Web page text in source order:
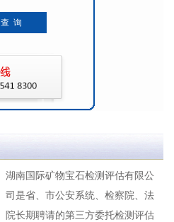
查 询
湖南国际矿物宝石检测评估有限公
司是省、市公安系统、检察院、法
院长期聘请的第三方委托检测评估